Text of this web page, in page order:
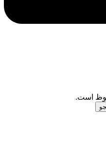
است.